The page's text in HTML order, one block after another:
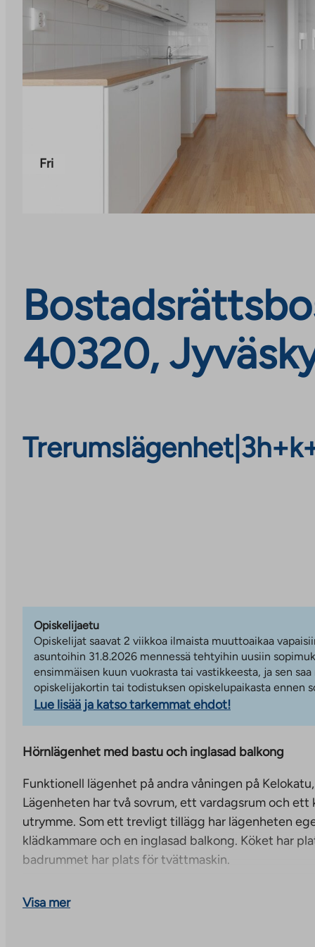
Fri
40320,
Trerumslägenhet|
Opiskelijaetu
Opiskelijat saavat 2 viikkoa ilmaista muuttoaikaa
asuntoihin 31.8.2026 mennessä tehtyihin uusiin
ensimmäisen kuun vuokrasta tai vastikkeesta, ja sen
opiskelijakortin tai todistuksen opiskelupaikasta ennen
Lue lisää ja katso tarkemmat ehdot!
Hörnlägenhet med bastu och inglasad balkong
Funktionell lägenhet på andra våningen på
Lägenheten har två sovrum, ett vardagsrum och ett
utrymme. Som ett trevligt tillägg har lägenheten
klädkammare och en inglasad balkong. Köket har
badrummet har plats för tvättmaskin.
cykelförråd och ett torkrum. Dessutom kan
Visa mer